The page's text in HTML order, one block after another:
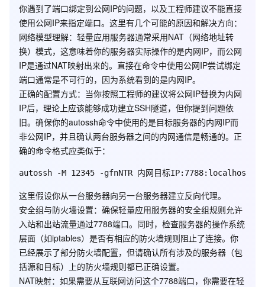
联系工程师，说是不能使用公网ip来指定端口，我就把公网ip换
成内网ip，命令执行成功之后，还是这个样子。然后工程师也没办
法了。 不知道这里的各位大佬能否给点建议。我的防火墙配置
是这样的。或者说轻量应用服务器本来就不能打开这些端口呢。
你遇到了端口绑定到公网IP的问题，以及工程师建议不能直接
使用公网IP来指定端口。这里有几个可能的原因和解决方向：
网络模型理解：轻量应用服务器通常采用NAT（网络地址转
换）模式，这意味着你的服务器实际操作的是内网IP，而公网
IP是通过NAT映射出来的。直接在命令中使用公网IP尝试绑定
端口通常是不可行的，因为系统看到的是内网IP。
正确的配置方式：当你按照工程师的建议将公网IP替换为内网
IP后，理论上应该能够成功建立SSH隧道，但你提到问题依
旧。确保你的autossh命令中使用的是目标服务器的内网IP而
非公网IP，并且确认两台服务器之间的内网通信是畅通的。正
确的命令格式应类似于：
这里假设你从一台服务器向另一台服务器建立反向代理。
安全组与防火墙设置：确保轻量应用服务器的安全组规则允许
入站和出站流量通过7788端口。同时，检查服务器的操作系统
层面（如iptables）是否有相应的防火墙规则阻止了连接。你
已经展示了部分防火墙配置，但请确认所有涉及的服务器（包
括源和目标）上的防火墙规则都已正确设置。
NAT映射：如果需要从互联网访问这个7788端口，你需要在轻